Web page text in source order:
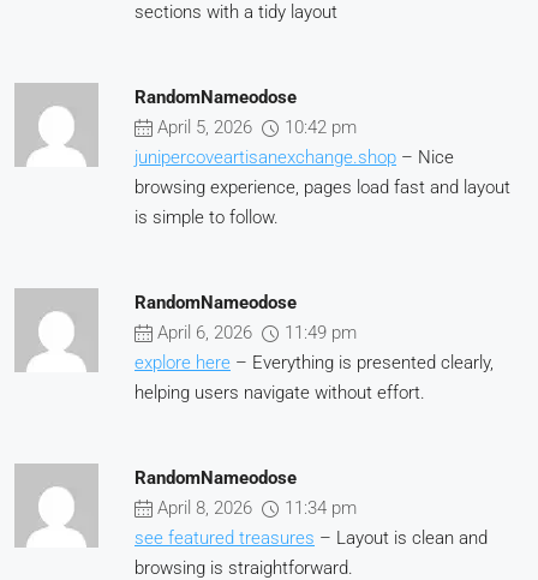
sections with a tidy layout
RandomNameodose
April 5, 2026
10:42 pm
junipercoveartisanexchange.shop – Nice
browsing experience, pages load fast and layout
is simple to follow.
RandomNameodose
April 6, 2026
11:49 pm
explore here – Everything is presented clearly,
helping users navigate without effort.
RandomNameodose
April 8, 2026
11:34 pm
see featured treasures – Layout is clean and
browsing is straightforward.